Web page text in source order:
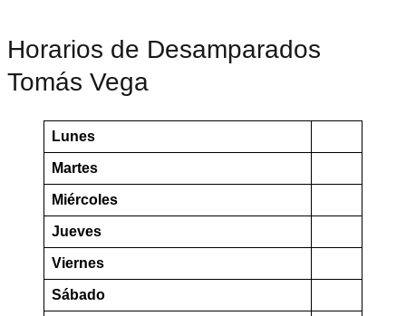
Horarios de Desamparados
Tomás Vega
Lunes
Martes
Miércoles
Jueves
Viernes
Sábado